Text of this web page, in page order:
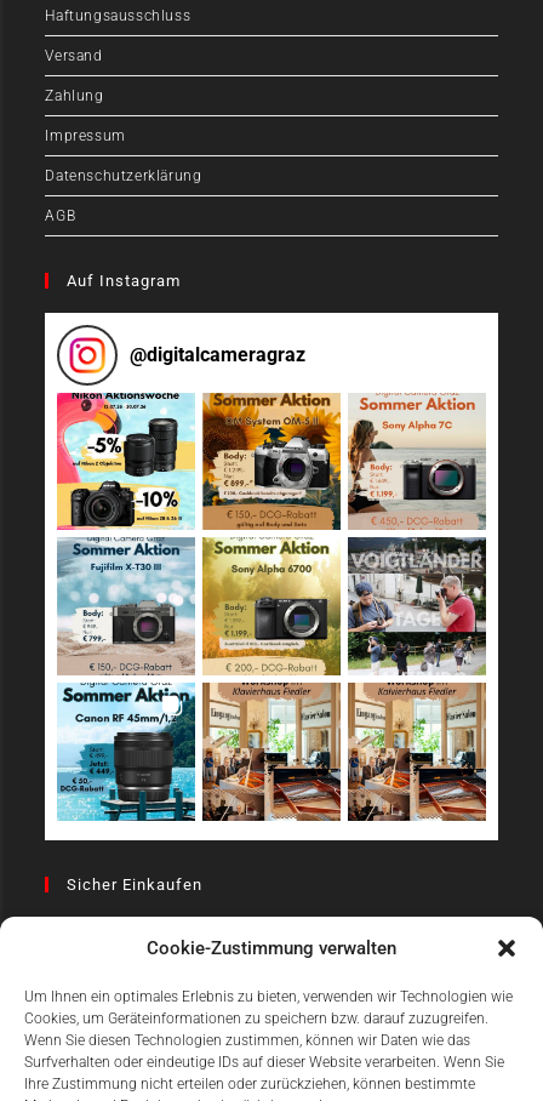
Cookie-Zustimmung verwalten
Um Ihnen ein optimales Erlebnis zu bieten, verwenden wir Technologien wie
Cookies, um Geräteinformationen zu speichern bzw. darauf zuzugreifen.
Wenn Sie diesen Technologien zustimmen, können wir Daten wie das
Surfverhalten oder eindeutige IDs auf dieser Website verarbeiten. Wenn Sie
Ihre Zustimmung nicht erteilen oder zurückziehen, können bestimmte
Haftungsausschluss
Versand
Zahlung
Impressum
Datenschutzerklärung
AGB
Auf Instagram
@digitalcameragraz
Sicher Einkaufen
Einfach Online Bezahlen